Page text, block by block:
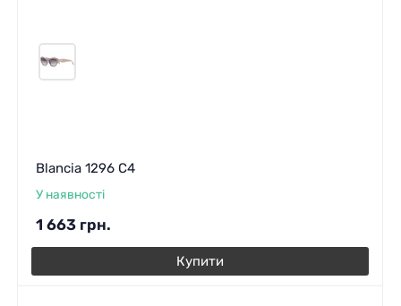
Blancia 1296 C4
У наявності
1 663 грн.
Купити